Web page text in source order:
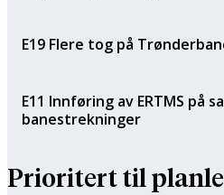
E19 Flere tog på
E11 Innføring av ERTMS på
banestrekninger
Prioritert til